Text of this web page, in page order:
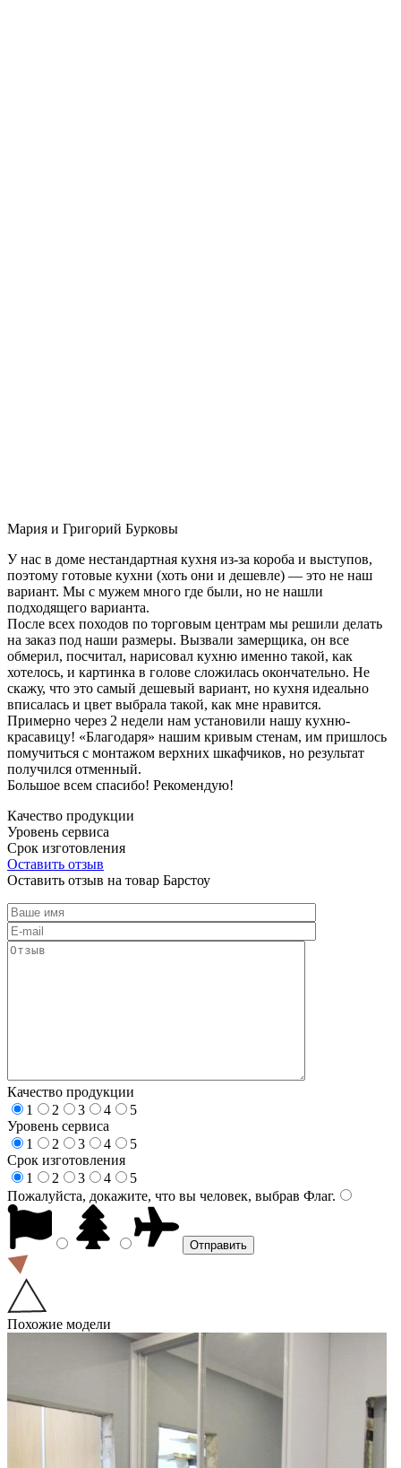
Мария и Григорий Бурковы
У нас в доме нестандартная кухня из-за короба и выступов,
поэтому готовые кухни (хоть они и дешевле) — это не наш
вариант. Мы с мужем много где были, но не нашли
подходящего варианта.
После всех походов по торговым центрам мы решили делать
на заказ под наши размеры. Вызвали замерщика, он все
обмерил, посчитал, нарисовал кухню именно такой, как
хотелось, и картинка в голове сложилась окончательно. Не
скажу, что это самый дешевый вариант, но кухня идеально
вписалась и цвет выбрала такой, как мне нравится.
Примерно через 2 недели нам установили нашу кухню-
красавицу! «Благодаря» нашим кривым стенам, им пришлось
помучиться с монтажом верхних шкафчиков, но результат
получился отменный.
Большое всем спасибо! Рекомендую!
Качество продукции
Уровень сервиса
Срок изготовления
Оставить отзыв
Оставить отзыв на товар Барстоу
Качество продукции
1
2 3 4
5
Уровень сервиса
1
2 3 4
5
Срок изготовления
1
2 3 4
5
Пожалуйста, докажите, что вы человек, выбрав Флаг.
Похожие модели